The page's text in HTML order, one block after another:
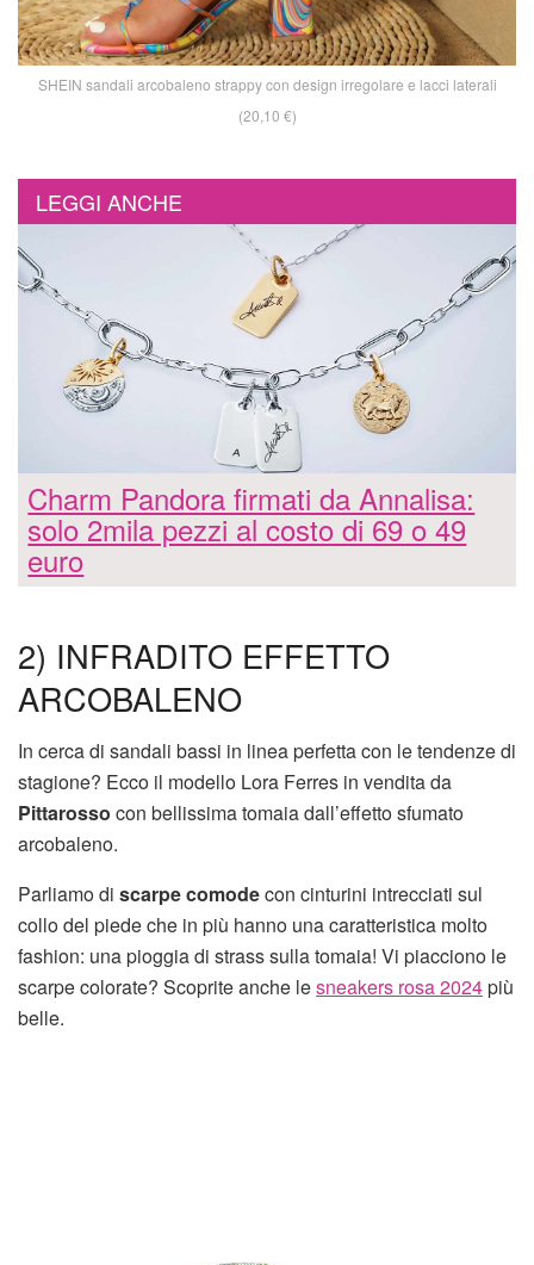
SHEIN sandali arcobaleno strappy con design irregolare e lacci laterali
(20,10 €)
LEGGI ANCHE
Charm Pandora firmati da Annalisa:
solo 2mila pezzi al costo di 69 o 49
euro
2) INFRADITO EFFETTO
ARCOBALENO
In cerca di sandali bassi in linea perfetta con le tendenze di
stagione? Ecco il modello Lora Ferres in vendita da
Pittarosso con bellissima tomaia dall’effetto sfumato
arcobaleno.
Parliamo di scarpe comodecon cinturini intrecciati sul
collo del piede che in più hanno una caratteristica molto
fashion: una pioggia di strass sulla tomaia! Vi piacciono le
scarpe colorate? Scoprite anche lesneakers rosa 2024più
belle.